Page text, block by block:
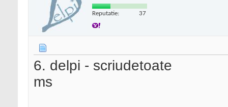
Reputatie: 37
6. delpi - scriudetoate
ms